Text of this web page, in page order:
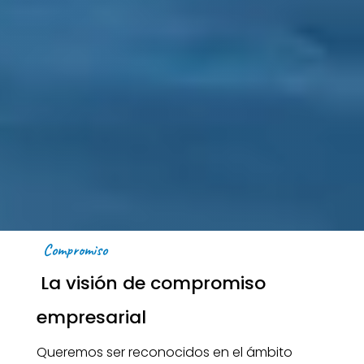
Compromiso
La visión de compromiso
empresarial
Queremos ser reconocidos en el ámbito